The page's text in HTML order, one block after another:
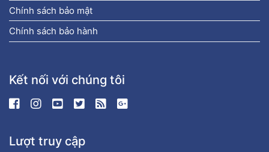
Chính sách bảo mật
Chính sách bảo hành
Kết nối với chúng tôi
Lượt truy cập